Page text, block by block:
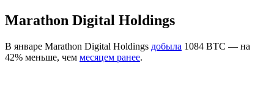
Marathon Digital Holdings
В январе Marathon Digital Holdings добыла 1084 BTC — на
42% меньше, чем месяцем ранее.